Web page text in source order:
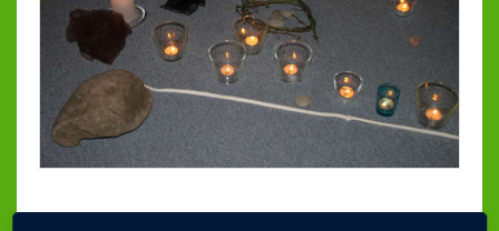
PERSONAL
PÄDAGOGIK
ZIELE DER ARBEIT
DAS KIND IM ZENTRUM
PLANUNG & PROJEKTE